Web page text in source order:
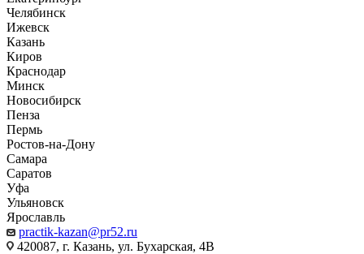
Челябинск
Ижевск
Казань
Киров
Краснодар
Минск
Новосибирск
Пенза
Пермь
Ростов-на-Дону
Самара
Саратов
Уфа
Ульяновск
Ярославль
practik-kazan@pr52.ru
420087, г. Казань, ул. Бухарская, 4В